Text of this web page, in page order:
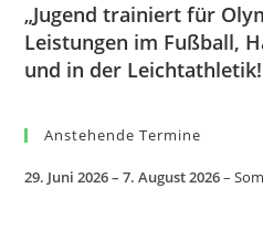
„Jugend trainiert für
Leistungen im Fußball,
und in der Leichtathletik!
Anstehende Termine
29. Juni 2026– 7. August 2026–